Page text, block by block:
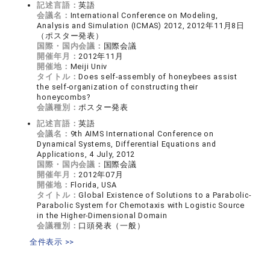
記述言語：英語
会議名： International Conference on Modeling,
Analysis and Simulation (ICMAS) 2012, 2012年11月8日
（ポスター発表）
国際・国内会議： 国際会議
開催年月：2012年11月
開催地： Meiji Univ
タイトル：Does self-assembly of honeybees assist
the self-organization of constructing their
honeycombs?
会議種別：ポスター発表
記述言語：英語
会議名： 9th AIMS International Conference on
Dynamical Systems, Differential Equations and
Applications, 4 July, 2012
国際・国内会議： 国際会議
開催年月：2012年07月
開催地： Florida, USA
タイトル：Global Existence of Solutions to a Parabolic-
Parabolic System for Chemotaxis with Logistic Source
in the Higher-Dimensional Domain
会議種別： 口頭発表（一般）
全件表示 >>